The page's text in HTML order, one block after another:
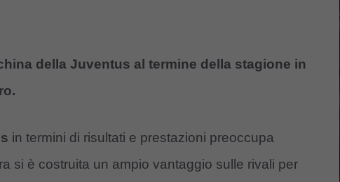
della Juventus al termine della stagione in
in termini di risultati e prestazioni preoccupa
si è costruita un ampio vantaggio sulle rivali per